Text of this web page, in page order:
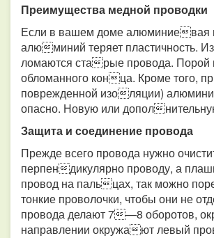
Преимущества медной проводки
Если в вашем доме алюминиевая
алюминий теряет пластичность.
ломаются старые провода. Порой
обломанного конца. Кроме того,
поврежденной изоляции)
опасно. Новую или допол
Защита и соединение провода
Прежде всего провода нужно
перпендикулярно проводу, а
провод на пальцах, так можно
тонкие проволочки, чтобы они не
провода делают 7—8 оборотов,
направлении окружают левый